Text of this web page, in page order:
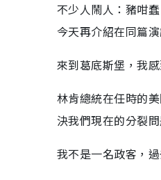
不少人鬧人：豬咁
今天再介紹在同篇
來到葛底斯堡，我
林肯總統在任時的
決我們現在的分裂問
我不是一名政客，